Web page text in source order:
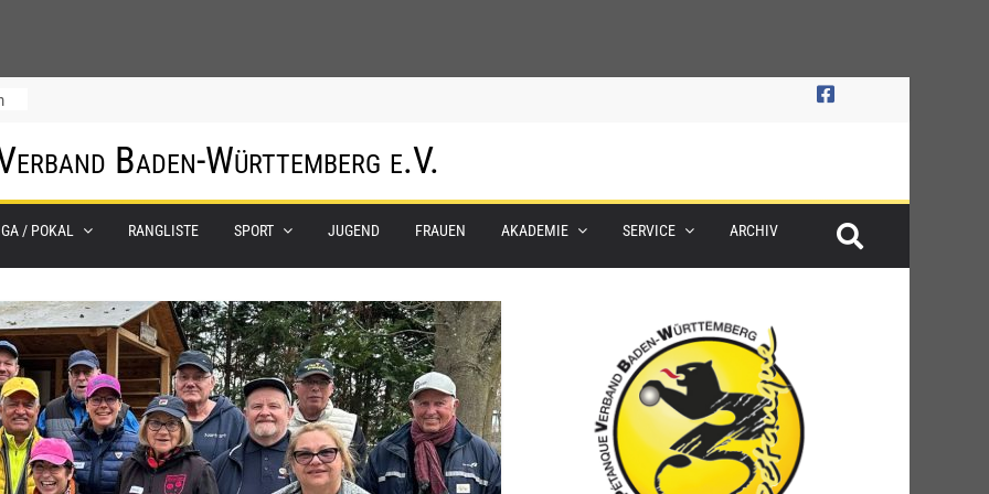
Baden-Württemberg e.V.
/ POKAL RANGLISTE SPORT JUGEND FRAUEN AKADEMIE SERVICE ARCHIV